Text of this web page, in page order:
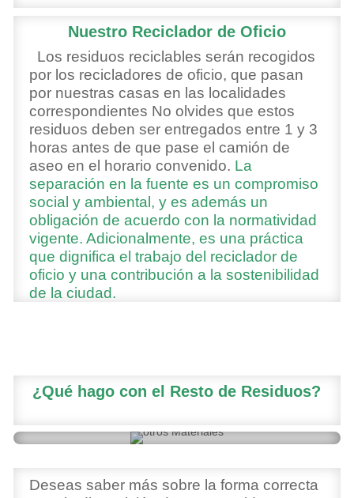
Nuestro Reciclador de Oficio
Los residuos reciclables serán recogidos
por los recicladores de oficio, que pasan
por nuestras casas en las localidades
correspondientes No olvides que estos
residuos deben ser entregados entre 1 y 3
horas antes de que pase el camión de
aseo en el horario convenido. La
separación en la fuente es un compromiso
social y ambiental, y es además un
obligación de acuerdo con la normatividad
vigente. Adicionalmente, es una práctica
que dignifica el trabajo del reciclador de
oficio y una contribución a la sostenibilidad
de la ciudad.
¿Qué hago con el Resto de Residuos?
Deseas saber más sobre la forma correcta